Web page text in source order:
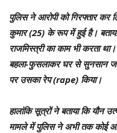
पुलिस ने आरोपी को गिरफ्तार कर
कुमार (25) के रूप में हुई है।
राजमिस्त्री का काम भी करता
बहला-फुसलाकर घर से सुनसान
पर उसका रेप (rape) किया।
हालांकि सूत्रों ने बताया कि यौन
मामले में पुलिस ने अभी तक कोई